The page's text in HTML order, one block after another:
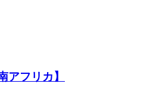
フリカ】